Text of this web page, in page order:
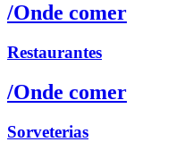
/Onde comer
Restaurantes
/Onde comer
Sorveterias